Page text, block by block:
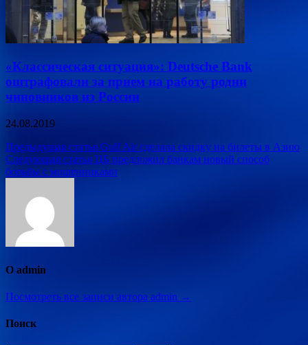
«Классическая ситуация»: Deutsche Bank
оштрафовали за прием на работу родни
чиновников из России
24.08.2019
Навигация
по
Предыдущая статья Gulf Air сделала скидку на билеты в Азию
Следующая статья ЦБ предложил банкам новый способ
борьбы с мошенниками
О admin
Посмотреть все записи автора admin →
Поиск